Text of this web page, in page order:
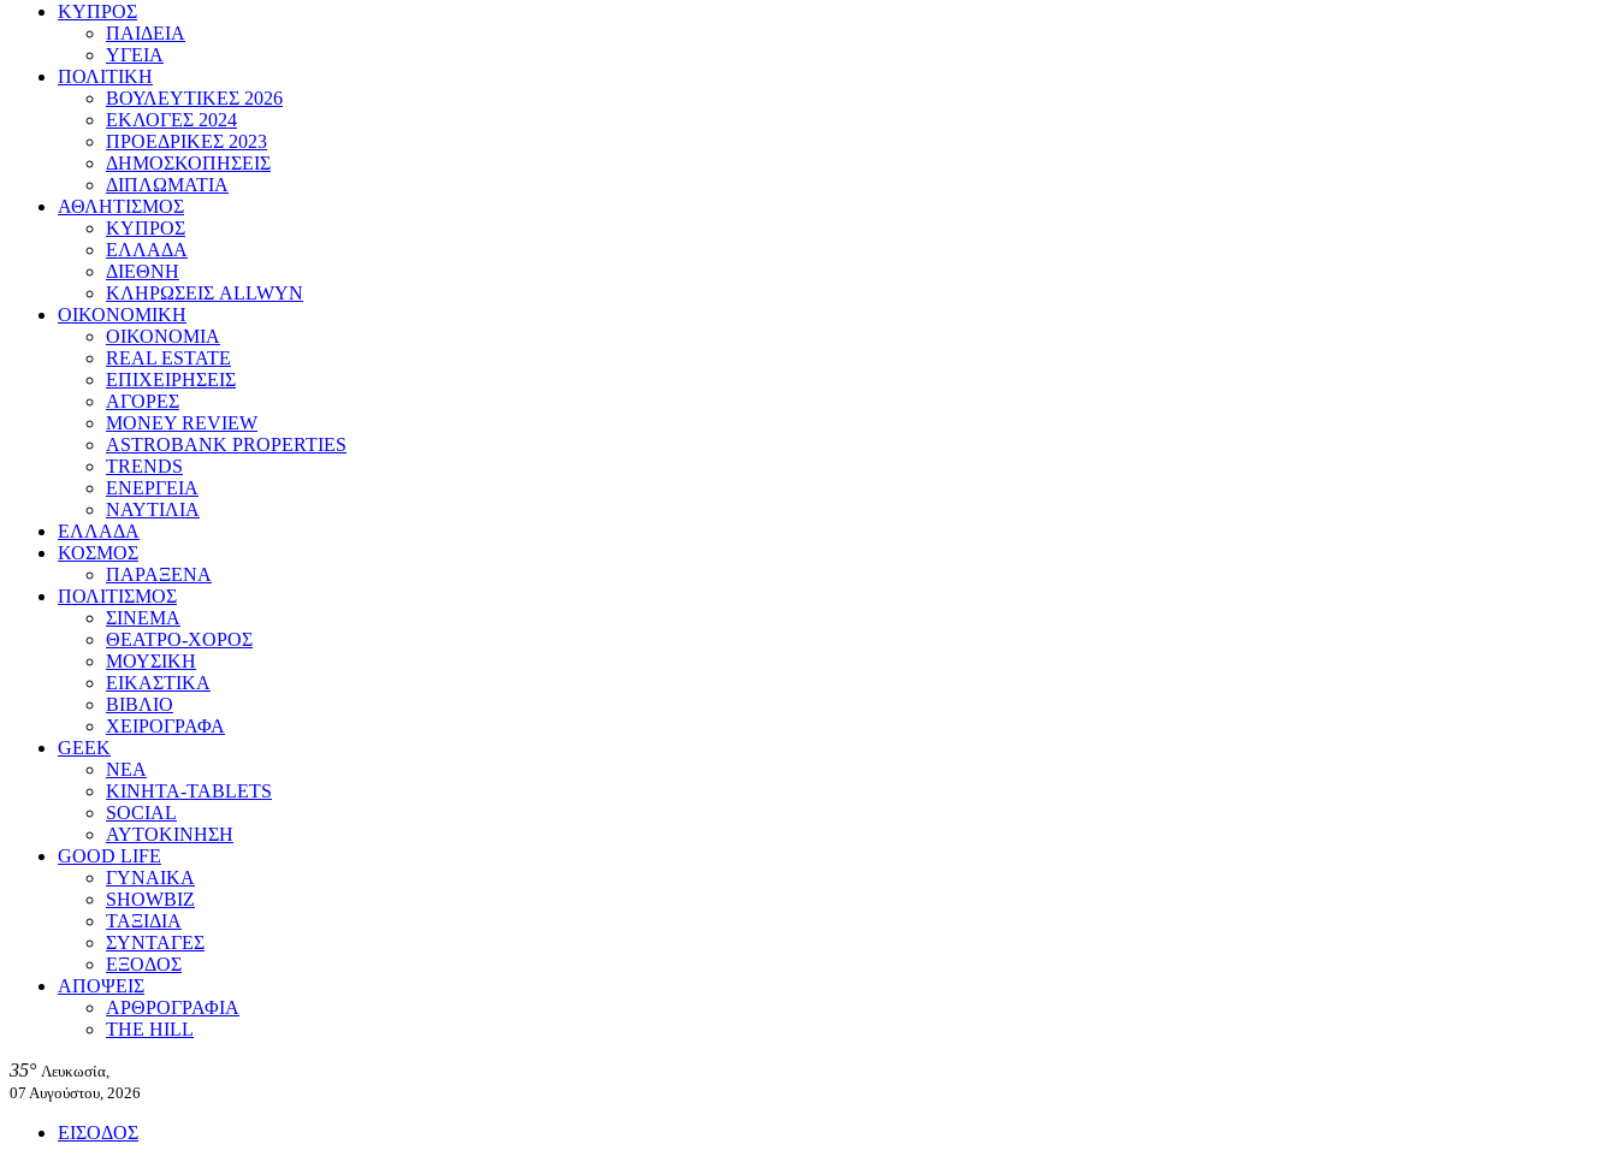
ΚΥΠΡΟΣ
ΠΑΙΔΕΙΑ
ΥΓΕΙΑ
ΠΟΛΙΤΙΚΗ
ΒΟΥΛΕΥΤΙΚΕΣ 2026
ΕΚΛΟΓΕΣ 2024
ΠΡΟΕΔΡΙΚΕΣ 2023
ΔΗΜΟΣΚΟΠΗΣΕΙΣ
ΔΙΠΛΩΜΑΤΙΑ
ΑΘΛΗΤΙΣΜΟΣ
ΚΥΠΡΟΣ
ΕΛΛΑΔΑ
ΔΙΕΘΝΗ
ΚΛΗΡΩΣΕΙΣ ALLWYN
ΟΙΚΟΝΟΜΙΚΗ
ΟΙΚΟΝΟΜΙΑ
REAL ESTATE
ΕΠΙΧΕΙΡΗΣΕΙΣ
ΑΓΟΡΕΣ
MONEY REVIEW
ASTROBANK PROPERTIES
TRENDS
ΕΝΕΡΓΕΙΑ
ΝΑΥΤΙΛΙΑ
ΕΛΛΑΔΑ
ΚΟΣΜΟΣ
ΠΑΡΑΞΕΝΑ
ΠΟΛΙΤΙΣΜΟΣ
ΣΙΝΕΜΑ
ΘΕΑΤΡΟ-ΧΟΡΟΣ
ΜΟΥΣΙΚΗ
ΕΙΚΑΣΤΙΚΑ
ΒΙΒΛΙΟ
ΧΕΙΡΟΓΡΑΦΑ
GEEK
ΝΕΑ
ΚΙΝΗΤΑ-TABLETS
SOCIAL
ΑΥΤΟΚΙΝΗΣΗ
GOOD LIFE
ΓΥΝΑΙΚΑ
SHOWBIZ
ΤΑΞΙΔΙΑ
ΣΥΝΤΑΓΕΣ
ΕΞΟΔΟΣ
ΑΠΟΨΕΙΣ
ΑΡΘΡΟΓΡΑΦΙΑ
THE HILL
35° Λευκωσία,
07 Αυγούστου, 2026
ΕΙΣΟΔΟΣ